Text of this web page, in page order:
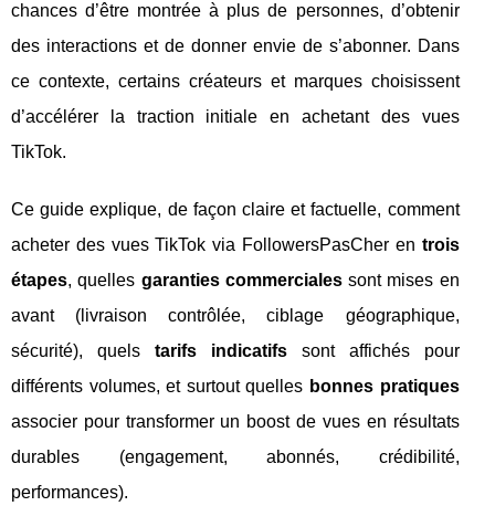
chances d’être montrée à plus de personnes, d’obtenir
des interactions et de donner envie de s’abonner. Dans
ce contexte, certains créateurs et marques choisissent
d’accélérer la traction initiale en achetant des vues
TikTok.
Ce guide explique, de façon claire et factuelle, comment
acheter des vues TikTok via FollowersPasCher en trois
étapes, quelles garanties commercialessont mises en
avant (livraison contrôlée, ciblage géographique,
sécurité), quels tarifs indicatifssont affichés pour
différents volumes, et surtout quelles bonnes pratiques
associer pour transformer un boost de vues en résultats
durables (engagement, abonnés, crédibilité,
performances).